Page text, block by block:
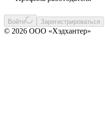
Войти Зарегистрироваться
© 2026 ООО «Хэдхантер»